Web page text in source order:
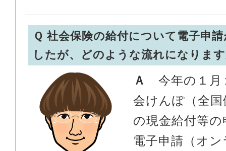
Ｑ 社会保険の給付について電子申
したが、どのような流れになりま
Ａ
今年の１月
会けんぽ（全
の現金給付等
電子申請（オ